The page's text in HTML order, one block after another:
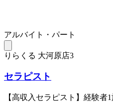
アルバイト・パート
りらくる 大河原店3
セラピスト
【高収入セラピスト】経験者